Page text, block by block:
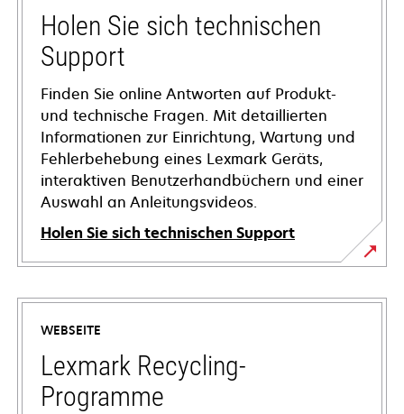
Holen Sie sich technischen
Support
Finden Sie online Antworten auf Produkt-
und technische Fragen. Mit detaillierten
Informationen zur Einrichtung, Wartung und
Fehlerbehebung eines Lexmark Geräts,
interaktiven Benutzerhandbüchern und einer
Auswahl an Anleitungsvideos.
Holen Sie sich technischen Support
wird
in
neuen
Registerkarte
geöffnet
WEBSEITE
Lexmark Recycling-
Programme